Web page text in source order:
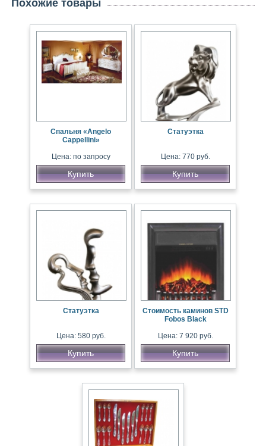
Похожие товары
Спальня «Angelo
Cappellini»
Цена: по запросу
Купить
Статуэтка
Цена: 770 руб.
Купить
Статуэтка
Цена: 580 руб.
Купить
Стоимость каминов STD
Fobos Black
Цена: 7 920 руб.
Купить